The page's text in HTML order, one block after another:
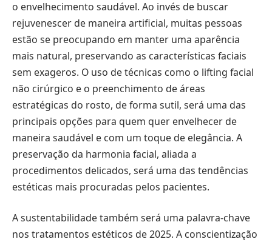
o envelhecimento saudável. Ao invés de buscar
rejuvenescer de maneira artificial, muitas pessoas
estão se preocupando em manter uma aparência
mais natural, preservando as características faciais
sem exageros. O uso de técnicas como o lifting facial
não cirúrgico e o preenchimento de áreas
estratégicas do rosto, de forma sutil, será uma das
principais opções para quem quer envelhecer de
maneira saudável e com um toque de elegância. A
preservação da harmonia facial, aliada a
procedimentos delicados, será uma das tendências
estéticas mais procuradas pelos pacientes.
A sustentabilidade também será uma palavra-chave
nos tratamentos estéticos de 2025. A conscientização